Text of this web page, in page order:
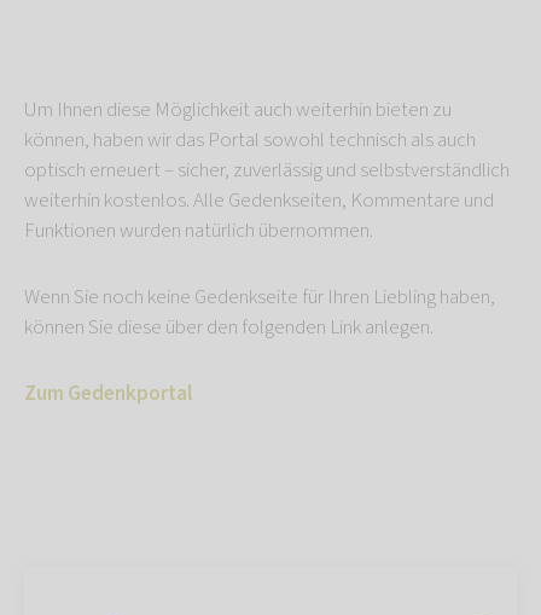
Um Ihnen diese Möglichkeit auch weiterhin bieten zu
können, haben wir das Portal sowohl technisch als auch
optisch erneuert – sicher, zuverlässig und selbstverständlich
weiterhin kostenlos. Alle Gedenkseiten, Kommentare und
Funktionen wurden natürlich übernommen.
Wenn Sie noch keine Gedenkseite für Ihren Liebling haben,
können Sie diese über den folgenden Link anlegen.
Zum Gedenkportal